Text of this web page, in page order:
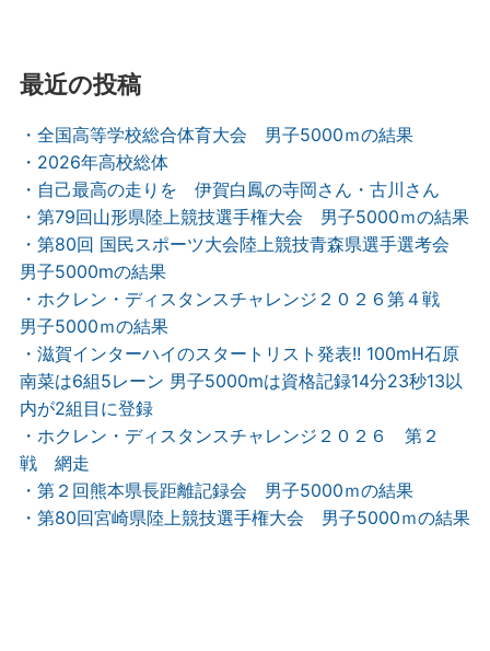
最近の投稿
・全国高等学校総合体育大会 男子5000ｍの結果
・2026年高校総体
・自己最高の走りを 伊賀白鳳の寺岡さん・古川さん
・第79回山形県陸上競技選手権大会 男子5000ｍの結果
・第80回 国民スポーツ大会陸上競技青森県選手選考会
男子5000mの結果
・ホクレン・ディスタンスチャレンジ２０２６第４戦
男子5000ｍの結果
・滋賀インターハイのスタートリスト発表!! 100mH石原
南菜は6組5レーン 男子5000mは資格記録14分23秒13以
内が2組目に登録
・ホクレン・ディスタンスチャレンジ２０２６ 第２
戦 網走
・第２回熊本県長距離記録会 男子5000ｍの結果
・第80回宮崎県陸上競技選手権大会 男子5000ｍの結果